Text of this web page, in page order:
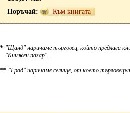
Към книгата
* "Щанд" наричаме търговец, който предлага
"Книжен пазар".
** "Град" наричаме селище, от което